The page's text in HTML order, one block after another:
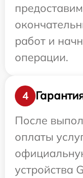
работ и
операции.
4
После
оплаты
устройства